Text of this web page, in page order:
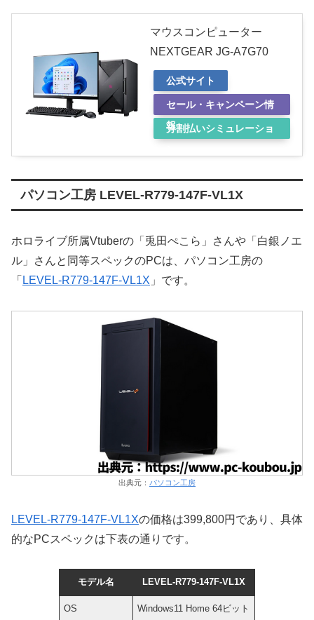
マウスコンピューター
NEXTGEAR JG-A7G70
公式サイト
セール・キャンペーン情
報
分割払いシミュレーショ
パソコン工房 LEVEL-R779-147F-VL1X
ホロライブ所属Vtuberの「兎田ぺこら」さんや「白銀ノエ
ル」さんと同等スペックのPCは、パソコン工房の
「 LEVEL-R779-147F-VL1X 」です。
出典元： パソコン工房
LEVEL-R779-147F-VL1Xの価格は399,800円であり、具体
的なPCスペックは下表の通りです。
モデル名 LEVEL-R779-147F-VL1X
OS Windows11 Home 64ビット